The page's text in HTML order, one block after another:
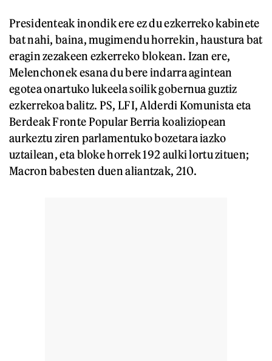
Presidenteak inondik ere ez du ezkerreko kabinete
bat nahi, baina, mugimendu horrekin, haustura bat
eragin zezakeen ezkerreko blokean. Izan ere,
Melenchonek esana du bere indarra agintean
egotea onartuko lukeela soilik gobernua guztiz
ezkerrekoa balitz. PS, LFI, Alderdi Komunista eta
Berdeak Fronte Popular Berria koaliziopean
aurkeztu ziren parlamentuko bozetara iazko
uztailean, eta bloke horrek 192 aulki lortu zituen;
Macron babesten duen aliantzak, 210.